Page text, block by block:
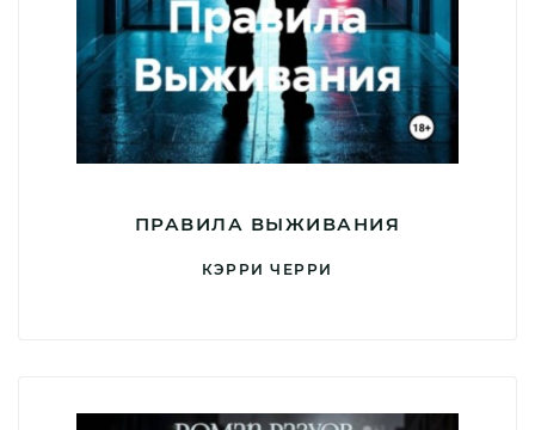
ПРАВИЛА ВЫЖИВАНИЯ
КЭРРИ ЧЕРРИ